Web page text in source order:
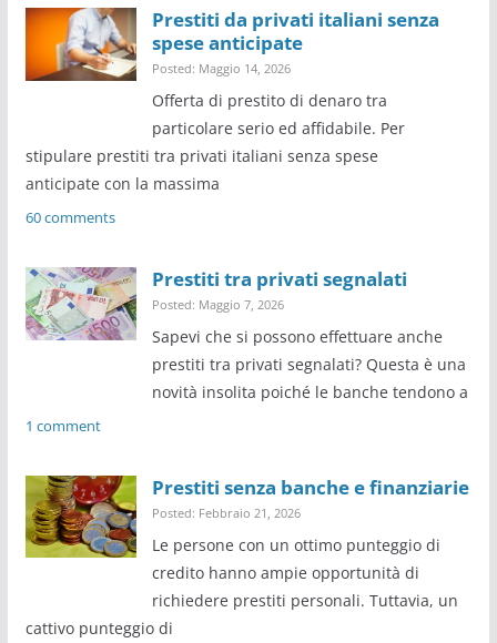
Prestiti da privati italiani senza
spese anticipate
Posted: Maggio 14, 2026
Offerta di prestito di denaro tra
particolare serio ed affidabile. Per
stipulare prestiti tra privati italiani senza spese
anticipate con la massima
60 comments
Prestiti tra privati segnalati
Posted: Maggio 7, 2026
Sapevi che si possono effettuare anche
prestiti tra privati segnalati? Questa è una
novità insolita poiché le banche tendono a
1 comment
Prestiti senza banche e finanziarie
Posted: Febbraio 21, 2026
Le persone con un ottimo punteggio di
credito hanno ampie opportunità di
richiedere prestiti personali. Tuttavia, un
cattivo punteggio di